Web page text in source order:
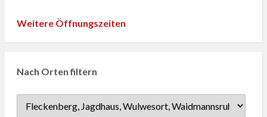
Weitere Öffnungszeiten
Nach Orten filtern